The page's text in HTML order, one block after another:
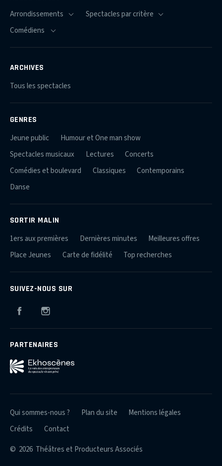
ARCHIVES
Tous les spectacles
GENRES
Jeune public
Humour et One man show
Spectacles musicaux
Lectures
Concerts
Comédies et boulevard
Classiques
Contemporains
Danse
SORTIR MALIN
1ers aux premières Dernières minutes
Meilleures offres
Place Jeunes
Carte de fidélité Top recherches
SUIVEZ-NOUS SUR
Facebook
PARTENAIRES
© 2026 Théâtres et Producteurs Associés
Qui sommes-nous ? Plan du site
Mentions légales
Crédits
Contact